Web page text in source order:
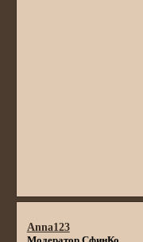
Anna123